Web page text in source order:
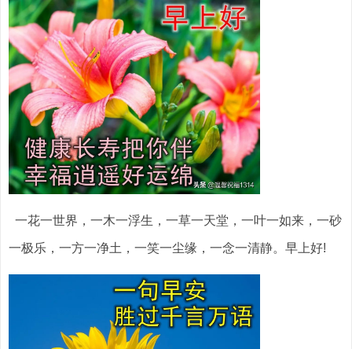
一花一世界，一木一浮生，一草一天堂，一叶一如来，一砂
一极乐，一方一净土，一笑一尘缘，一念一清静。早上好!